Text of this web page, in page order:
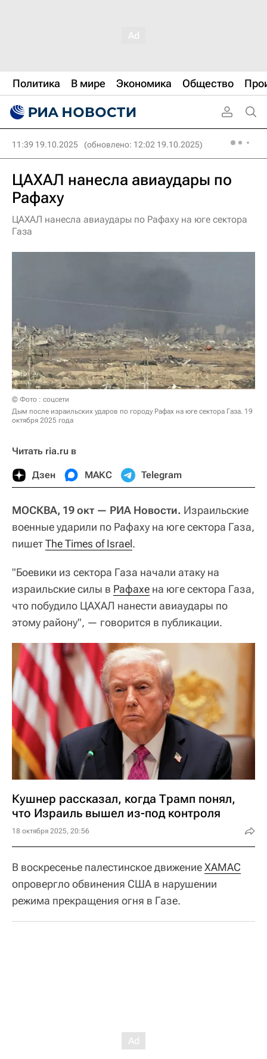
Политика В мире Экономика Общество
11:39 19.10.2025 (обновлено: 12:02 19.10.2025)
ЦАХАЛ нанесла авиаудары по
Рафаху
ЦАХАЛ нанесла авиаудары по Рафаху на юге сектора
Газа
© Фото : соцсети
Дым после израильских ударов по городу Рафах на юге сектора Газа. 19
октября 2025 года
Читать ria.ru в
Дзен МАКС Telegram
МОСКВА, 19 окт — РИА Новости. Израильские
военные ударили по Рафаху на юге сектора Газа,
пишетThe Times of Israel.
"Боевики из сектора Газа начали атаку на
израильские силы в Рафахе на юге сектора Газа,
что побудило ЦАХАЛ нанести авиаудары по
этому району", — говорится в публикации.
Кушнер рассказал, когда Трамп понял,
что Израиль вышел из-под контроля
18 октября 2025, 20:56
В воскресенье палестинское движениеХАМАС
опровергло обвинения США в нарушении
режима прекращения огня в Газе.